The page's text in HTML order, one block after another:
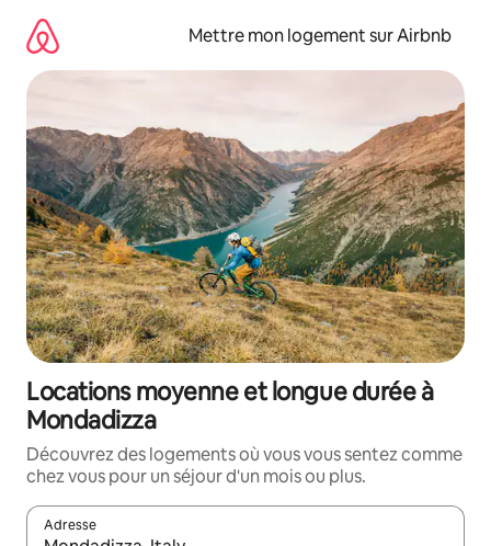
directement
contenu
Mettre mon logement sur Airbnb
Locations moyenne et longue durée à
Mondadizza
Découvrez des logements où vous vous sentez comme
chez vous pour un séjour d'un mois ou plus.
Adresse